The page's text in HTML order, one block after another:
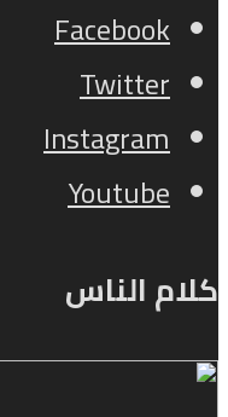
Facebook
Twitter
Instagram
Youtube
كلام الناس